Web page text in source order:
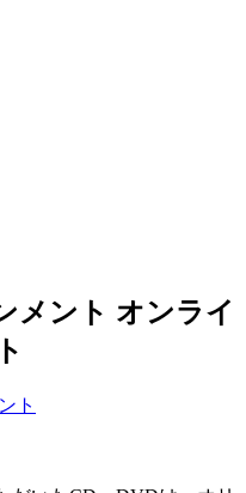
メント オンライ